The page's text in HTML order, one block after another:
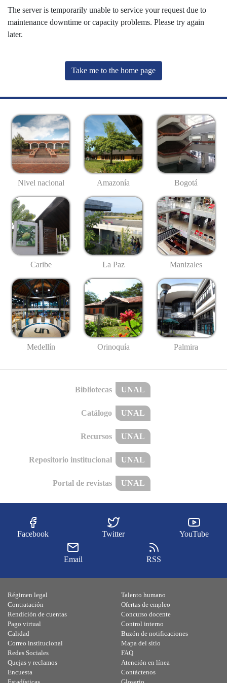
The server is temporarily unable to service your request due to
maintenance downtime or capacity problems. Please try again
later.
Take me to the home page
Nivel nacional Amazonía Bogotá
Caribe La Paz Manizales
Medellín Orinoquía Palmira
Bibliotecas UNAL
Catálogo UNAL
Recursos UNAL
Repositorio institucional UNAL
Portal de revistas UNAL
Facebook Twitter YouTube
Email RSS
Régimen legal
Contratación
Rendición de cuentas
Pago virtual
Calidad
Talento humano
Ofertas de empleo
Concurso docente
Control interno
Buzón de notificaciones
Correo institucional
Redes Sociales
Quejas y reclamos
Encuesta
Mapa del sitio
FAQ
Atención en línea
Contáctenos